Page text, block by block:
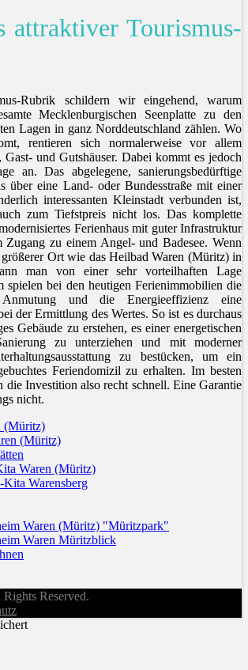
attraktiver Tourismus-
Rubrik schildern wir eingehend, warum
Mecklenburgischen Seenplatte zu den
Lagen in ganz Norddeutschland zählen. Wo
rentieren sich normalerweise vor allem
Gast- und Gutshäuser. Dabei kommt es jedoch
an. Das abgelegene, sanierungsbedürftige
über eine Land- oder Bundesstraße mit einer
interessanten Kleinstadt verbunden ist,
zum Tiefstpreis nicht los. Das komplette
Ferienhaus mit guter Infrastruktur
Zugang zu einem Angel- und Badesee. Wenn
Ort wie das Heilbad Waren (Müritz) in
man von einer sehr vorteilhaften Lage
spielen bei den heutigen Ferienimmobilien die
und die Energieeffizienz eine
der Ermittlung des Wertes. So ist es durchaus
Gebäude zu erstehen, es einer energetischen
zu unterziehen und mit moderner
zu bestücken, um ein
Feriendomizil zu erhalten. Im besten
die Investition also recht schnell. Eine Garantie
nicht.
(Müritz)
(Müritz)
Waren (Müritz)
Warensberg
Waren (Müritz) "Müritzpark"
Waren Müritzblick
Reserved.